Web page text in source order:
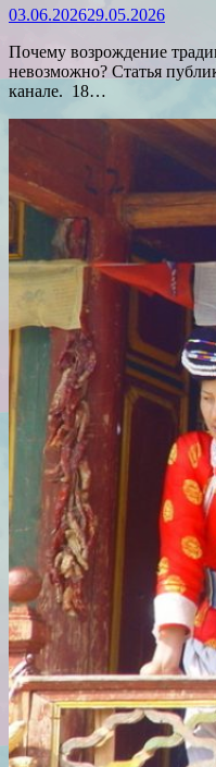
03.06.202629.05.2026
Почему возрождение
невозможно? Статья
канале. 18…